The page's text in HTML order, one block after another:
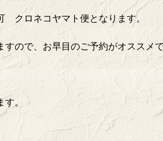
クロネコヤマト便となります。
ので、お早目のご予約がオススメで
。